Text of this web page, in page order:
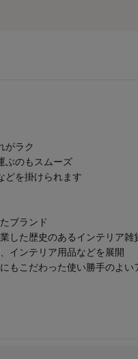
がラク
ぶのもスムーズ
どを掛けられます
ブランド
した歴史のあるインテリア雑
インテリア用品などを展開
もこだわった使い勝手のよ